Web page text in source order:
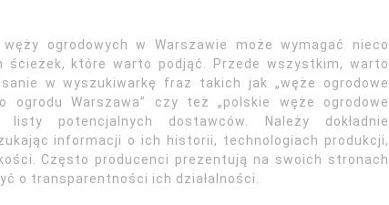
ogrodowych w Warszawie może wymagać nieco
ścieżek, które warto podjąć. Przede wszystkim, warto
w wyszukiwarkę fraz takich jak „węże ogrodowe
ogrodu Warszawa” czy też „polskie węże ogrodowe
listy potencjalnych dostawców. Należy dokładnie
informacji o ich historii, technologiach produkcji,
Często producenci prezentują na swoich stronach
o transparentności ich działalności.